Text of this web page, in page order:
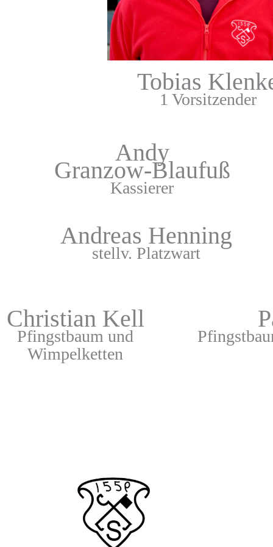
Tobias
1 Vorsitzender
Andy
Granzow-Blaufuß
Kassierer
Andreas Henning
stellv. Platzwart
Christian Kell
Pfingstbaum und
Wimpelketten